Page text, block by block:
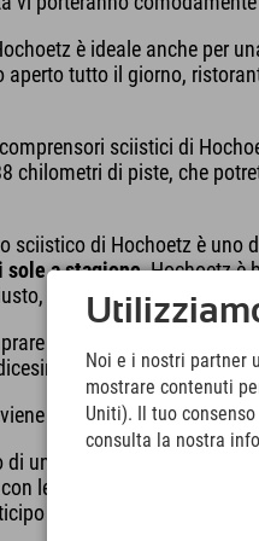
è ideale anche per
tutto il giorno,
sciistici di
chilometri di piste, che
sciistico di Hochoetz è uno
sole a stagione, Hochoetz è
non dimenticare la crema
la crema solare alla
paio di calzini da sci
fame, uno dei
uno skipass da 5 o 6
le funivie di Oetz il giorno
il comprensorio
Noi e i nostri partner
mostrare contenuti
Uniti). Il tuo
consulta la nostra